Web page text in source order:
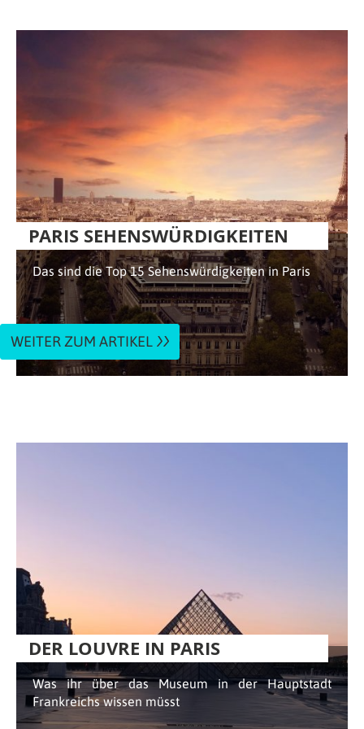
PARIS SEHENSWÜRDIGKEITEN
Das sind die Top 15 Sehenswürdigkeiten in Paris
WEITER ZUM ARTIKEL
DER LOUVRE IN PARIS
Was ihr über das Museum in der Hauptstadt
Frankreichs wissen müsst